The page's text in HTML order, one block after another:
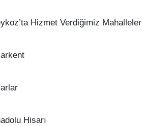
Hizmet Verdiğimiz Mahalleler
Hisarı